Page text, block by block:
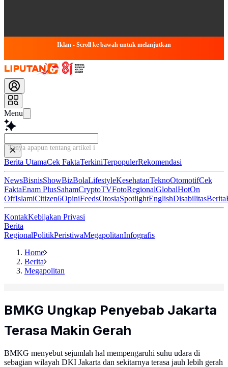
Iklan - Scroll ke bawah untuk melanjutkan
Menu
Tanya apapun tentang artikel ini...
Berita UtamaCek FaktaTerkiniTerpopulerRekomendasi
NewsBisnisShowBizBolaLifestyleKesehatanTeknoOtomotifCek
FaktaEnam PlusSahamCryptoTVFotoRegionalGlobalHotOn
OffIslamiCitizen6OpiniFeedsOtosiaSpotlightEnglishDisabilitasBerita
KontakKebijakan Privasi
Berita
RegionalPolitikPeristiwaMegapolitanInfografis
Home
Berita
Megapolitan
BMKG Ungkap Penyebab Jakarta
Terasa Makin Gerah
BMKG menyebut sejumlah hal mempengaruhi suhu udara di
sebagian wilayah DKI Jakarta dan sekitarnya terasa jauh lebih gerah